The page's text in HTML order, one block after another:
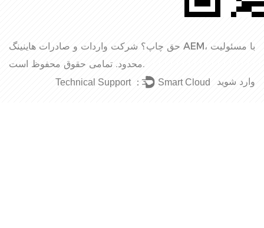
حق چاپ؟ شرکت واردات و صادرات هاینینگ AEM، با مسئولیت
محدود.تمامی حقوق محفوظ است.
وارد شوید
Technical Support ： Smart Cloud